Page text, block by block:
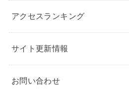
アクセスランキング
サイト更新情報
お問い合わせ